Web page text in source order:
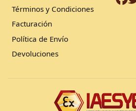
Términos y Condiciones
Facturación
Política de Envío
Devoluciones